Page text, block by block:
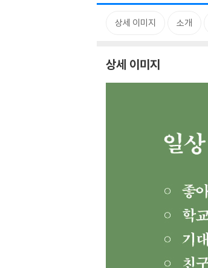
상세 이미지 소개
상세 이미지